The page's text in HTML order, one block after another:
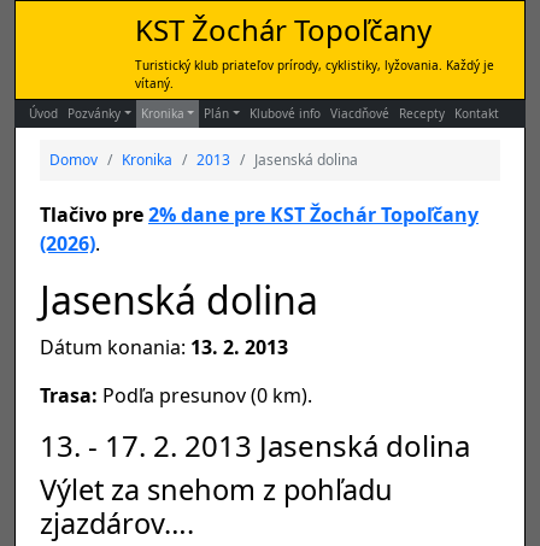
KST Žochár Topoľčany
Turistický klub priateľov prírody, cyklistiky, lyžovania. Každý je
vítaný.
Úvod
Pozvánky Kronika Plán Klubové info Viacdňové Recepty Kontakt
Domov Kronika 2013 Jasenská dolina
Tlačivo pre2% dane pre KST Žochár Topoľčany
(2026).
Jasenská dolina
Dátum konania: 13. 2. 2013
Trasa: Podľa presunov (0 km).
13. - 17. 2. 2013 Jasenská dolina
Výlet za snehom z pohľadu
zjazdárov….